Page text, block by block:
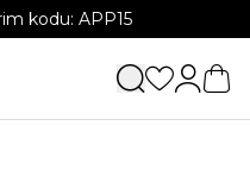
kodu: APP15